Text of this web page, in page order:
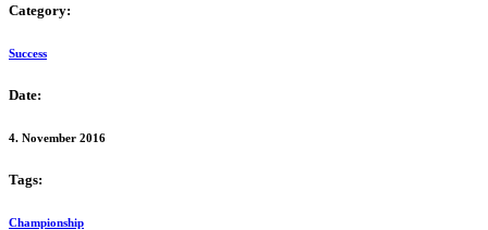
Category:
Success
Date:
4. November 2016
Tags:
Championship